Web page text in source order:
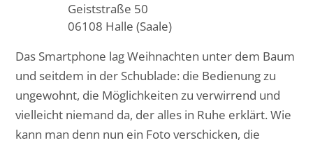
Geiststraße 50
06108 Halle (Saale)
Das Smartphone lag Weihnachten unter dem Baum
und seitdem in der Schublade: die Bedienung zu
ungewohnt, die Möglichkeiten zu verwirrend und
vielleicht niemand da, der alles in Ruhe erklärt. Wie
kann man denn nun ein Foto verschicken, die